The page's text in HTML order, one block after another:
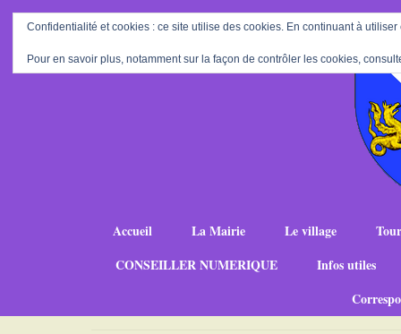
Accueil La Mairie Le village
CONSEILLER NUMERIQUE
Infos utiles
Confidentialité et cookies : ce site utilise des cookies. En continuant à
Pour en savoir plus, notamment sur la façon de contrôler les cookies,